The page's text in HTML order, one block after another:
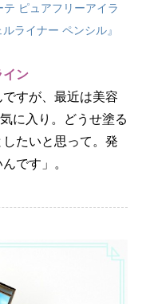
ピュアフリーアイラ
ライナー ペンシル』
イン
すが、最近は美容
に入り。どうせ塗る
たいと思って。発
です」。